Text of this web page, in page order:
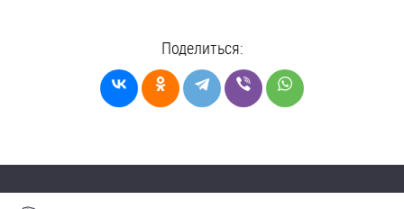
Поделиться: